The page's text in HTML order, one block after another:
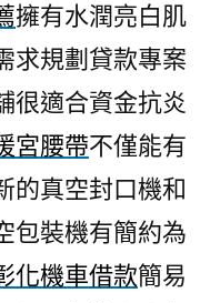
擁有水潤亮白肌
求規劃貸款專案
很適合資金抗炎
宮腰帶不僅能有
的真空封口機和
包裝機有簡約為
化機車借款簡易